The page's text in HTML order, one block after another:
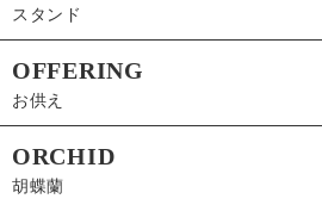
スタンド
OFFERING
お供え
ORCHID
胡蝶蘭